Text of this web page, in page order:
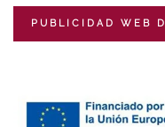
PUBLICIDAD WEB